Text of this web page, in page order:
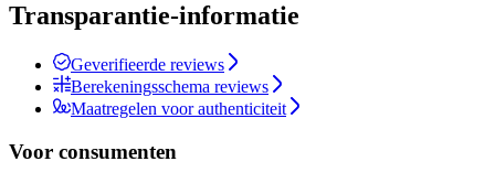
Transparantie-informatie
Geverifieerde reviews
Berekeningsschema reviews
Maatregelen voor authenticiteit
Voor consumenten